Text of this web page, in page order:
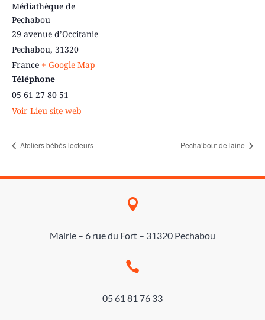
Médiathèque de
Pechabou
29 avenue d’Occitanie
Pechabou, 31320
France + Google Map
Téléphone
05 61 27 80 51
Voir Lieu site web
Ateliers bébés lecteurs Pecha’bout de laine

Mairie – 6 rue du Fort – 31320 Pechabou

05 61 81 76 33